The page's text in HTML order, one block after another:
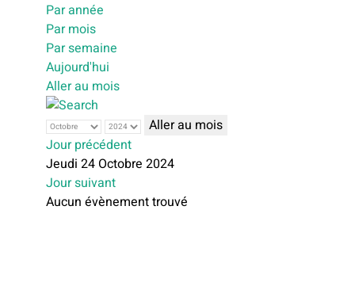
Par année
Par mois
Par semaine
Aujourd'hui
Aller au mois
Aller au mois
Jour précédent
Jeudi 24 Octobre 2024
Jour suivant
Aucun évènement trouvé